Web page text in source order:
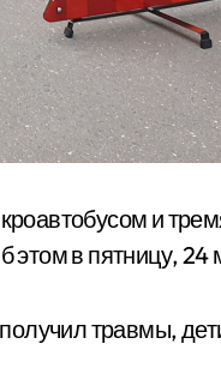
и
этом в пятницу,
травмы,